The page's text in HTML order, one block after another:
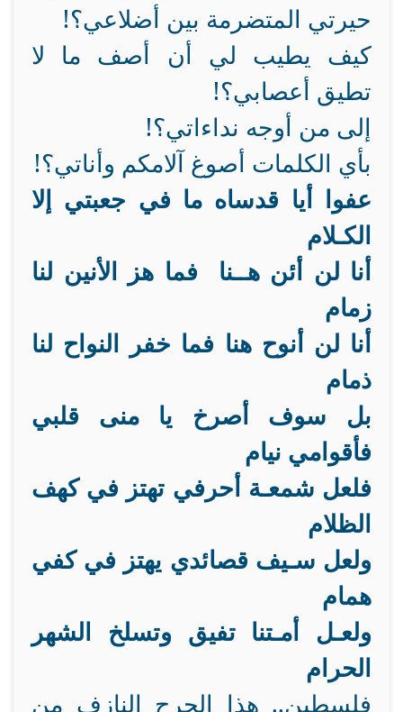
حيرتي المتضرمة بين أضلاعي؟!
كيف يطيب لي أن أصف ما لا
تطيق أعصابي؟!
إلى من أوجه نداءاتي؟!
بأي الكلمات أصوغ آلامكم وأناتي؟!
عفوا أيا قدساه ما في جعبتي إلا
الكـلام
أنا لن أئن هــنا فما هز الأنين لنا
زمام
أنا لن أنوح هنا فما خفر النواح لنا
ذمام
بل سوف أصرخ يا منى قلبي
فأقوامي نيام
فلعل شمعـة أحرفي تهتز في كهف
الظلام
ولعل سـيف قصائدي يهتز في كفي
همام
ولعـل أمـتنا تفيق وتسلخ الشهر
الحرام
فلسطين.. هذا الجرح النازف من